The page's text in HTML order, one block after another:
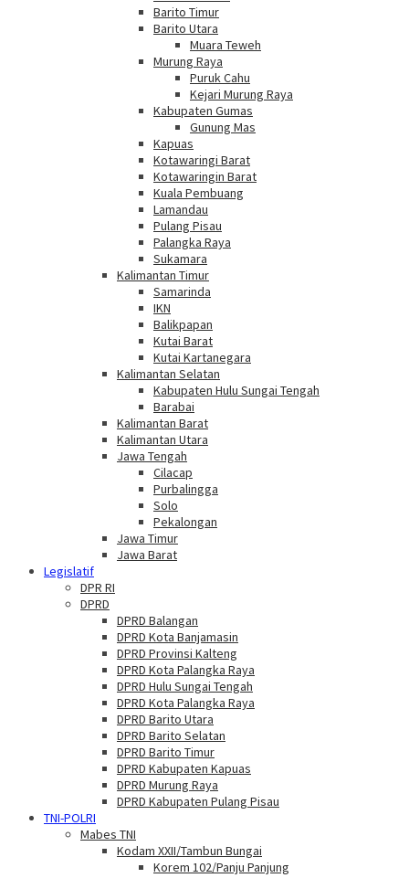
Barito Timur
Barito Utara
Muara Teweh
Murung Raya
Puruk Cahu
Kejari Murung Raya
Kabupaten Gumas
Gunung Mas
Kapuas
Kotawaringi Barat
Kotawaringin Barat
Kuala Pembuang
Lamandau
Pulang Pisau
Palangka Raya
Sukamara
Kalimantan Timur
Samarinda
IKN
Balikpapan
Kutai Barat
Kutai Kartanegara
Kalimantan Selatan
Kabupaten Hulu Sungai Tengah
Barabai
Kalimantan Barat
Kalimantan Utara
Jawa Tengah
Cilacap
Purbalingga
Solo
Pekalongan
Jawa Timur
Jawa Barat
Legislatif
DPR RI
DPRD
DPRD Balangan
DPRD Kota Banjamasin
DPRD Provinsi Kalteng
DPRD Kota Palangka Raya
DPRD Hulu Sungai Tengah
DPRD Kota Palangka Raya
DPRD Barito Utara
DPRD Barito Selatan
DPRD Barito Timur
DPRD Kabupaten Kapuas
DPRD Murung Raya
DPRD Kabupaten Pulang Pisau
TNI-POLRI
Mabes TNI
Kodam XXII/Tambun Bungai
Korem 102/Panju Panjung